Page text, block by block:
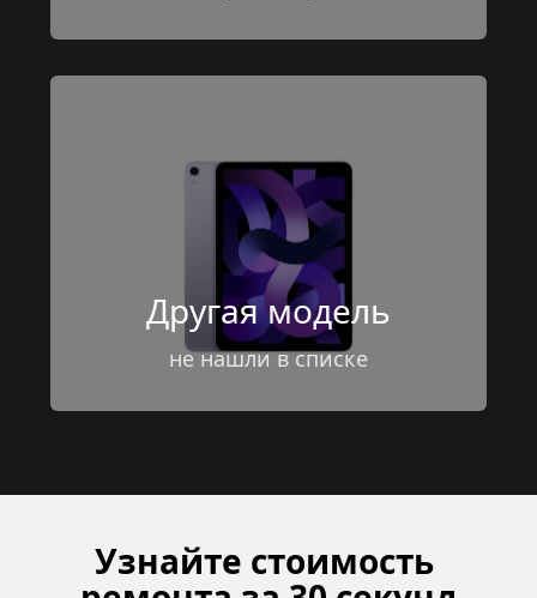
Другая модель
не нашли в списке
Узнайте стоимость